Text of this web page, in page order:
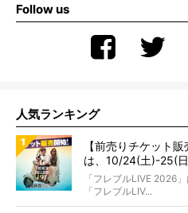
Follow us
人気ランキング
【前売りチケット
は、10/24(土)-25(
ンプ・前夜祭・バ
「フレブルLIVE 2026
「フレブルLIV...